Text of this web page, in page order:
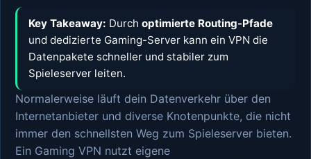
Key Takeaway: Durch optimierte Routing-Pfade
und dedizierte Gaming-Server kann ein VPN die
Datenpakete schneller und stabiler zum
Spieleserver leiten.
Normalerweise läuft dein Datenverkehr über den
Internetanbieter und diverse Knotenpunkte, die nicht
immer den schnellsten Weg zum Spieleserver bieten.
Ein Gaming VPN nutzt eigene